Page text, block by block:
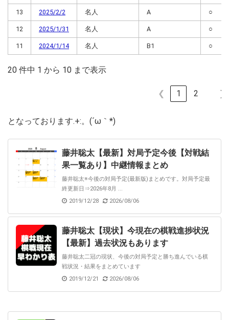
13 2025/2/2 名人 A ○
12 2025/1/31 名人 A ○
11 2024/1/14 名人 B1 ○
20 件中 1 から 10 まで表示
❮ 1 2 ❯
となっております.+:。(´ω｀*)
藤井聡太【最新】対局予定今後【対戦結
果一覧あり】中継情報まとめ
藤井聡太※今後の対局予定(最新版)まとめです。対局予定最
終更新日⇒2026年8月 ...
2019/12/28
2026/08/06
藤井聡太【現状】今現在の棋戦進捗状況
【最新】過去状況もあります
藤井聡太二冠の現状、今後の対局予定と勝ち進んでいる棋
戦状況・結果をまとめています
2019/12/21
2026/08/06